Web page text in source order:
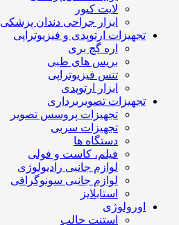
لایت کیور
ابزار جراحی دندان پزشکی
تجهیزات ارتوپدی و فیزیوتراپی
اره گچ بری
بریس های طبی
تنس فیزیوتراپی
ابزار ارتوپدی
تجهیزات تصویربرداری
تجهیزات پروسس تصویر
تجهیزات سربی
دستگاه ها
فیلم، کاست و فولی
لوازم جانبی رادیولوژی
لوازم جانبی سونوگرافی
استابلایز
اورولوژی
استنت حالب